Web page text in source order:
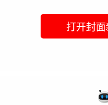
打开封